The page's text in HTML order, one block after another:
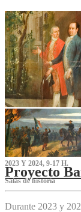
2023 Y 2024, 9-17 H.
Proyecto
S‌alas de historia
Durante 2023 y